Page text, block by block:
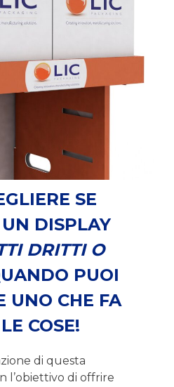
SE
DISPLAY
DRITTI O
PUOI
UNO CHE FA
COSE!
di questa
l’obiettivo di offrire